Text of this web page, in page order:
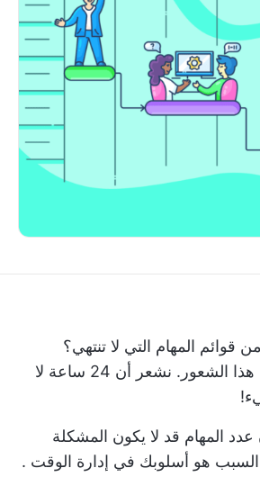
قوائم المهام التي لا تنتهي؟
يتشارك الملايين منا هذا الشعور. نشعر أن 24 ساعة لا
المهام قد لا يكون المشكلة
السبب هو أسلوبك في إدارة الوقت .